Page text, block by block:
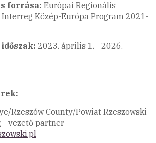
forrása: Európai Regionális
Közép-Európa Program 2021-
2023. április 1. - 2026.
Rzeszów County/Powiat Rzeszowski
- vezető partner -